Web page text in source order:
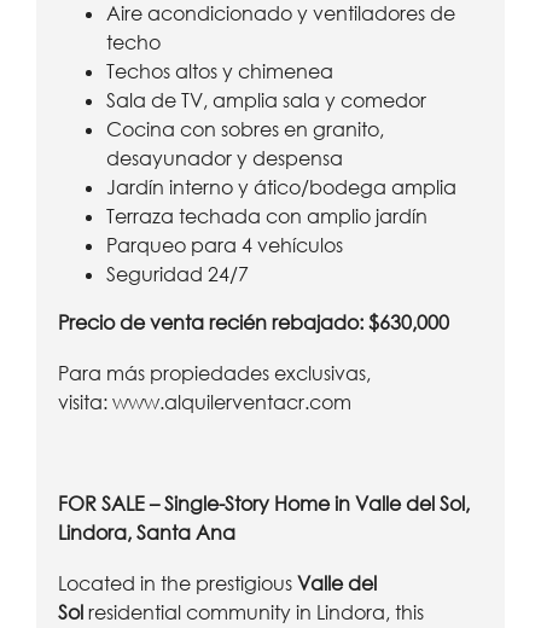
Aire acondicionado y ventiladores de
techo
Techos altos y chimenea
Sala de TV, amplia sala y comedor
Cocina con sobres en granito,
desayunador y despensa
Jardín interno y ático/bodega amplia
Terraza techada con amplio jardín
Parqueo para 4 vehículos
Seguridad 24/7
Precio de venta recién rebajado: $630,000
Para más propiedades exclusivas,
visita: www.alquilerventacr.com
FOR SALE – Single-Story Home in Valle del Sol,
Lindora, Santa Ana
Located in the prestigious Valle del
Sol residential community in Lindora, this